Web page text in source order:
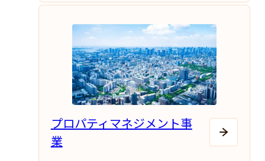
プロパティマネジメント事
業